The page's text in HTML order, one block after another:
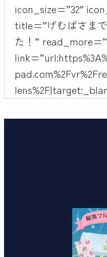
icon_size=”32″
title=”げむぱさま
た！”